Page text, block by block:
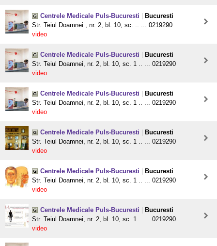
Centrele Medicale Puls-Bucuresti
Bucuresti
Str. Teiul Doamnei , nr. 2, bl. 10, sc. .. ... 0219290
video
Centrele Medicale Puls-Bucuresti
Bucuresti
Str. Teiul Doamnei, nr. 2, bl. 10, sc. 1 .. ... 0219290
video
Centrele Medicale Puls-Bucuresti
Bucuresti
Str. Teiul Doamnei, nr. 2, bl. 10, sc. 1 .. ... 0219290
video
Centrele Medicale Puls-Bucuresti
Bucuresti
Str. Teiul Doamnei, nr. 2, bl. 10, sc. 1 .. ... 0219290
video
Centrele Medicale Puls-Bucuresti
Bucuresti
Str. Teiul Doamnei, nr. 2, bl. 10, sc. 1 .. ... 0219290
video
Centrele Medicale Puls-Bucuresti
Bucuresti
Str. Teiul Doamnei, nr. 2, bl. 10, sc. 1 .. ... 0219290
video